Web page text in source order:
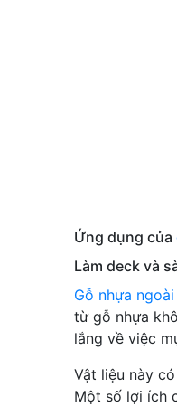
Ứng dụng của
Làm deck và
Gỗ nhựa
từ gỗ nhựa
lắng về việc
Vật liệu này
Một số lợi ích